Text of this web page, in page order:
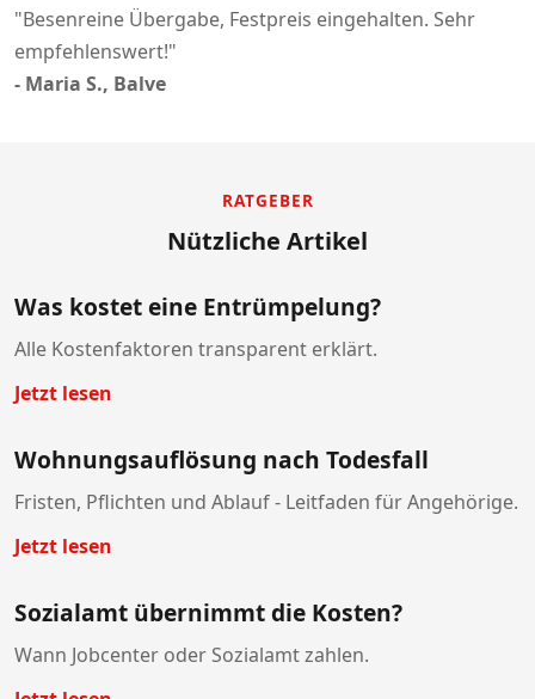
"Besenreine Übergabe, Festpreis eingehalten. Sehr
empfehlenswert!"
- Maria S., Balve
RATGEBER
Nützliche Artikel
Was kostet eine Entrümpelung?
Alle Kostenfaktoren transparent erklärt.
Jetzt lesen
Wohnungsauflösung nach Todesfall
Fristen, Pflichten und Ablauf - Leitfaden für Angehörige.
Jetzt lesen
Sozialamt übernimmt die Kosten?
Wann Jobcenter oder Sozialamt zahlen.